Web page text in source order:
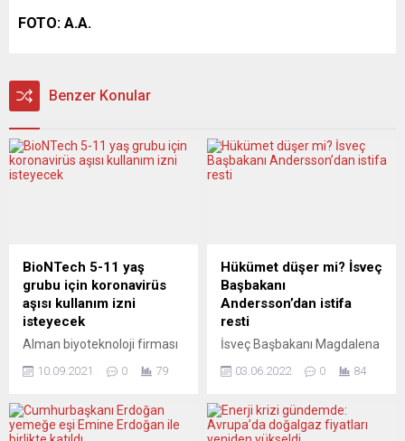
FOTO: A.A.
Benzer Konular
BioNTech 5-11 yaş
grubu için koronavirüs
aşısı kullanım izni
isteyecek
Alman biyoteknoloji firması
(Covid-19) aşısının 5 ila 11
kullanım izni için gelecek
haftalarda yetkili
10.09.2021 0 79
Hükümet düşer mi? İsveç
Başbakanı
Andersson’dan istifa
resti
İsveç Başbakanı Magdalena
Bakanı Morgan Johansson
Mecliste kabul edilirse istifa
edeceğini açıkladı. İsveç’te
03.06.2022 0 84